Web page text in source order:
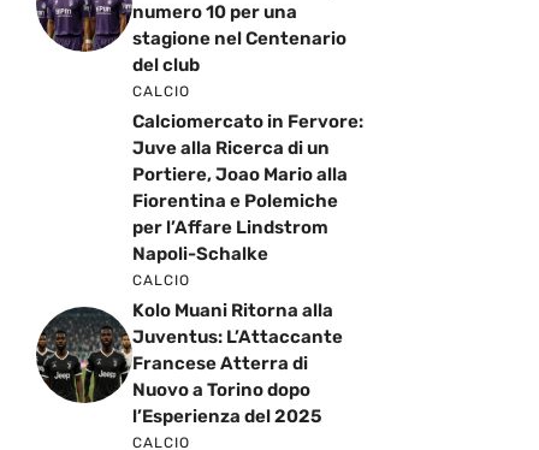
numero 10 per una
stagione nel Centenario
del club
CALCIO
Calciomercato in Fervore:
Juve alla Ricerca di un
Portiere, Joao Mario alla
Fiorentina e Polemiche
per l’Affare Lindstrom
Napoli-Schalke
CALCIO
Kolo Muani Ritorna alla
Juventus: L’Attaccante
Francese Atterra di
Nuovo a Torino dopo
l’Esperienza del 2025
CALCIO